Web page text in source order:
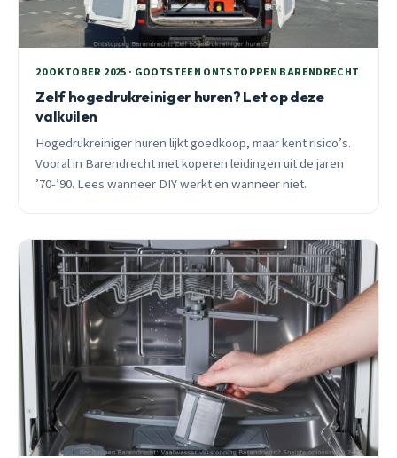
20 OKTOBER 2025 · GOOTSTEEN ONTSTOPPEN BARENDRECHT
Zelf hogedrukreiniger huren? Let op deze
valkuilen
Hogedrukreiniger huren lijkt goedkoop, maar kent risico’s.
Vooral in Barendrecht met koperen leidingen uit de jaren
’70-’90. Lees wanneer DIY werkt en wanneer niet.